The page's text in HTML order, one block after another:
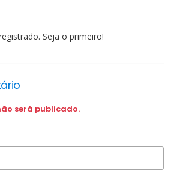
Seja o primeiro!
será publicado.